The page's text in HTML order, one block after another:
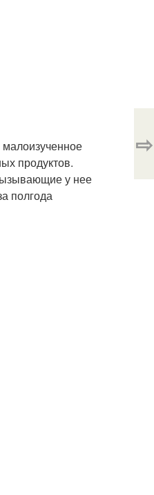
продуктов.
у нее
полгода
⇨